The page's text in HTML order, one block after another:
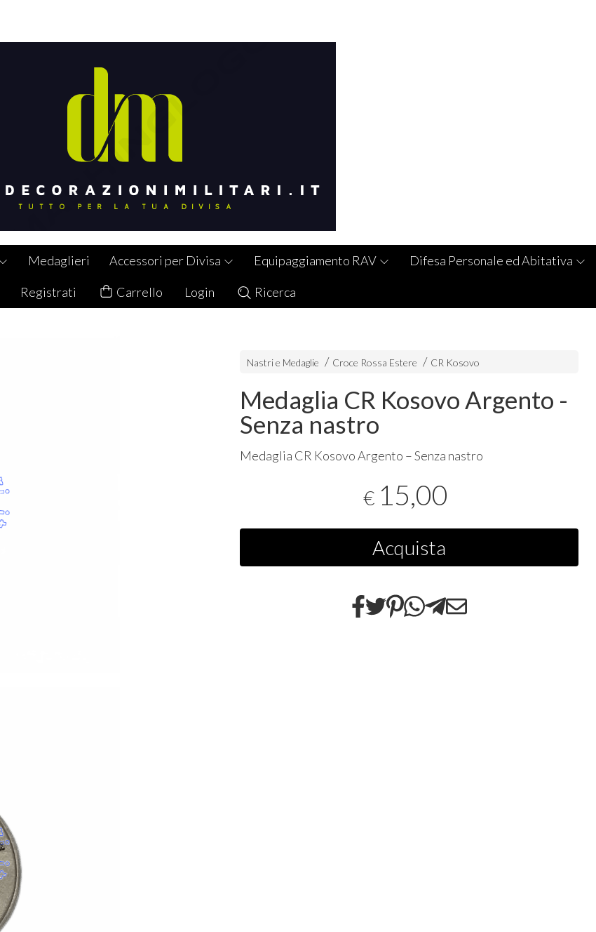
Medaglieri Accessori per Divisa Equipaggiamento RAV Difesa Personale ed Abitativa
Registrati Carrello Login Ricerca
Nastri e Medaglie Croce Rossa Estere CR Kosovo
Medaglia CR Kosovo Argento -
Senza nastro
Medaglia CR Kosovo Argento – Senza nastro
€ 15,00
Acquista